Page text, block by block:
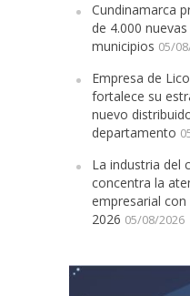
Cundinamarca
de 4.000
municipios 05/
Empresa de
fortalece su
nuevo
departamento
La industria del
concentra la
empresarial con
2026 05/08/2026